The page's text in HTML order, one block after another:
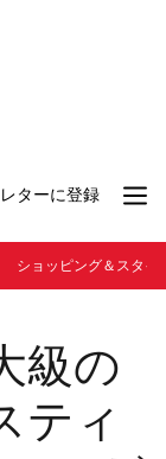
ターに登録
ショッピング＆スタイ
級の
ティ